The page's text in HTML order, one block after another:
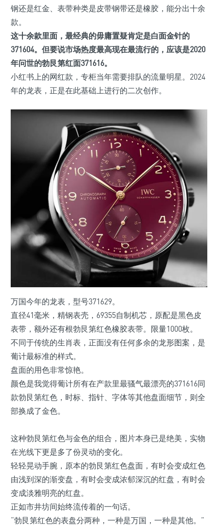
钢还是红金、表带种类是皮带钢带还是橡胶，能分出十余
款。
这十余款里面，最经典的毋庸置疑肯定是白面金针的
371604。但要说市场热度最高现在最流行的，应该是2020
年问世的勃艮第红面371616。
小红书上的网红款，专柜当年需要排队的流量明星。2024
年的龙表，正是在此基础上进行的二次创作。
万国今年的龙表，型号371629。
直径41毫米，精钢表壳，69355自制机芯，原配是黑色皮
表带，额外还有根勃艮第红色橡胶表带。限量1000枚。
不同于传统的生肖表，正面没有任何多余的龙形图案，是
葡计最标准的样式。
盘面的用色非常惊艳。
颜色是我觉得葡计所有在产款里最骚气最漂亮的371616同
款勃艮第红色，时标、指针、字体等其他盘面细节，则全
部换成了金色。
这种勃艮第红色与金色的组合，图片本身已是绝美，实物
在光线下更是多了份灵动的变化。
轻轻晃动手腕，原本的勃艮第红色盘面，有时会变成红色
由浅到深的渐变盘，有时会变成浓郁深沉的红盘，有时会
变成淡雅明亮的红盘。
正如市井坊间始终流传着的一句话。
“勃艮第红色的表盘分两种，一种是万国，一种是其他。”